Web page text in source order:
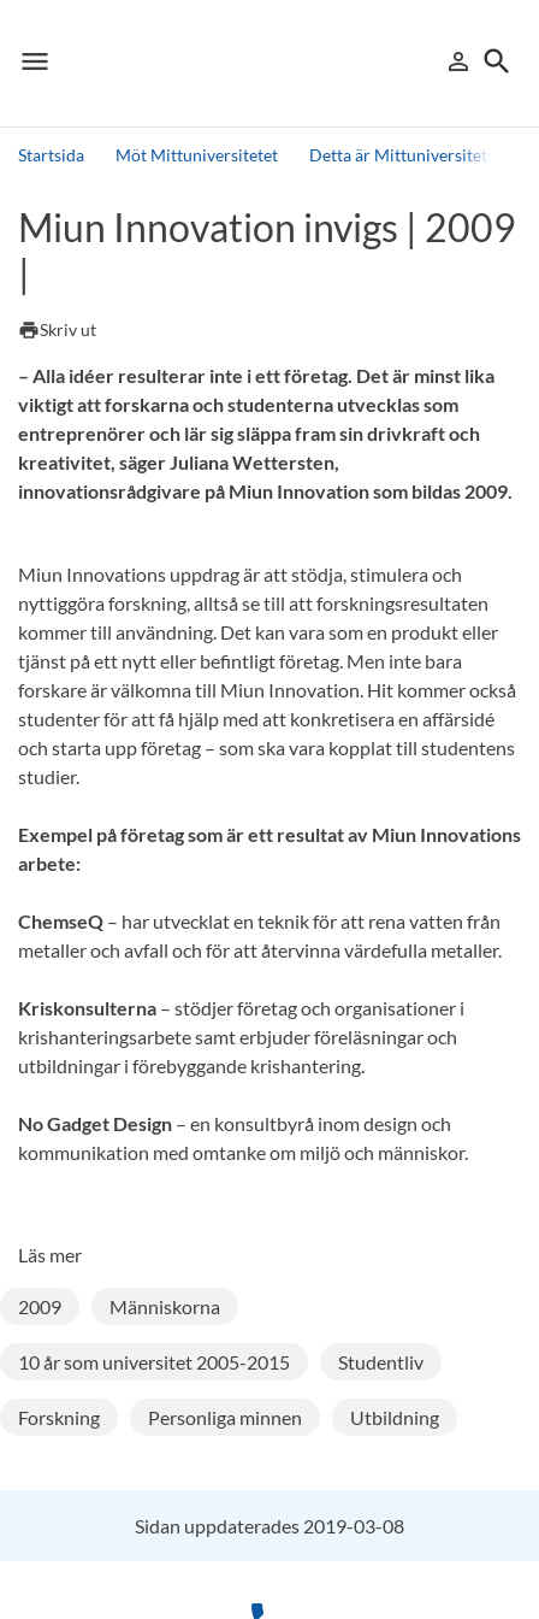
menu
Meny person_outline
Logga in
search
Sök
Startsida Möt Mittuniversitetet Detta är Mittuniversitetet
Andra söktjänster
Miun Innovation invigs | 2009
|
printSkriv ut
– Alla idéer resulterar inte i ett företag. Det är minst lika
viktigt att forskarna och studenterna utvecklas som
entreprenörer och lär sig släppa fram sin drivkraft och
kreativitet, säger Juliana Wettersten,
innovationsrådgivare på Miun Innovation som bildas 2009.
Miun Innovations uppdrag är att stödja, stimulera och
nyttiggöra forskning, alltså se till att forskningsresultaten
kommer till användning. Det kan vara som en produkt eller
tjänst på ett nytt eller befintligt företag. Men inte bara
forskare är välkomna till Miun Innovation. Hit kommer också
studenter för att få hjälp med att konkretisera en affärsidé
och starta upp företag – som ska vara kopplat till studentens
studier.
Exempel på företag som är ett resultat av Miun Innovations
arbete:
ChemseQ – har utvecklat en teknik för att rena vatten från
metaller och avfall och för att återvinna värdefulla metaller.
Kriskonsulterna – stödjer företag och organisationer i
krishanteringsarbete samt erbjuder föreläsningar och
utbildningar i förebyggande krishantering.
No Gadget Design – en konsultbyrå inom design och
kommunikation med omtanke om miljö och människor.
Läs mer
2009 Människorna
10 år som universitet 2005-2015 Studentliv
Forskning Personliga minnen Utbildning
Sidan uppdaterades 2019-03-08